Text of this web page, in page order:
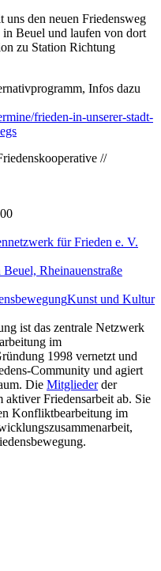
den neuen Friedensweg
Beuel und laufen von dort
zu Station Richtung
Infos dazu
frieden-in-unserer-stadt-
//
für Frieden e. V.
Rheinauenstraße
Kunst und Kultur
ist das zentrale Netzwerk
im
1998 vernetzt und
Community und agiert
Die Mitgliederder
aktiver Friedensarbeit ab. Sie
Konfliktbearbeitung im